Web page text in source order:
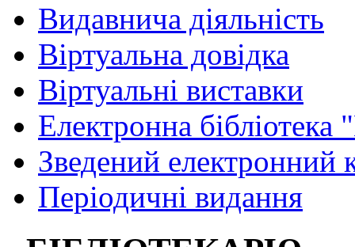
Видавнича діяльність
Віртуальна довідка
Віртуальні виставки
Електронна
Зведений електронний
Періодичні видання